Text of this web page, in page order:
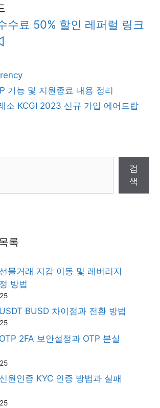
수료 50% 할인 레퍼럴 링크
기능 및 지원종료 내용 정리
소 KCGI 2023 신규 가입 에어드랍
검
색
록
물거래 지갑 이동 및 레버리지
방법
BUSD 차이점과 전환 방법
2FA 보안설정과 OTP 분실
원인증 KYC 인증 방법과 실패